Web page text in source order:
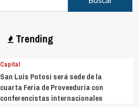
Trending
Capital
San Luis Potosí será sede de la
cuarta Feria de Proveeduría con
conferencistas internacionales